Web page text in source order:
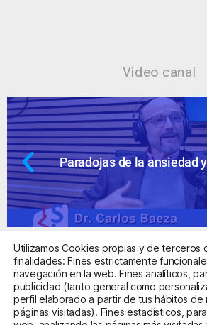
Vídeo canal
Paradojas de la ansiedad
Centro Sanitario Autorizado con el
Utilizamos Cookies propias y de terceros
finalidades: Fines estrictamente
navegación en la web. Fines analíticos,
publicidad (tanto general como
perfil elaborado a partir de tus hábitos de
páginas visitadas). Fines estadísticos,